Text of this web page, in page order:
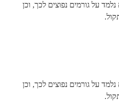
על גורמים נפוצים לכך, וכן
על גורמים נפוצים לכך, וכן